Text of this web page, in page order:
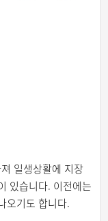
일생상활에 지장
있습니다. 이전에는
오기도 합니다.